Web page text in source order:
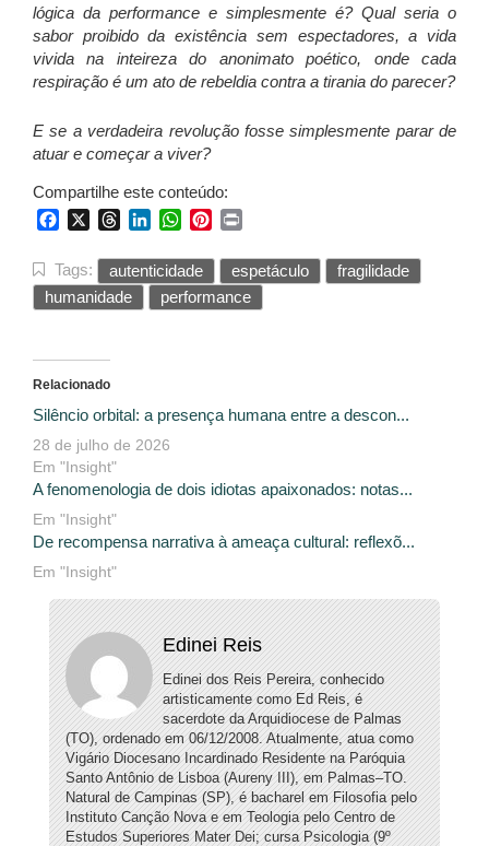
lógica da performance e simplesmente é? Qual seria o
sabor proibido da existência sem espectadores, a vida
vivida na inteireza do anonimato poético, onde cada
respiração é um ato de rebeldia contra a tirania do parecer?
E se a verdadeira revolução fosse simplesmente parar de
atuar e começar a viver?
Compartilhe este conteúdo:
FacebookThreadsLinkedInWhatsApp
Pinterest
Tags: autenticidade espetáculo
fragilidade
humanidade
performance
Relacionado
Silêncio orbital: a presença humana entre a descon...
28 de julho de 2026
Em "Insight"
A fenomenologia de dois idiotas apaixonados: notas...
Em "Insight"
De recompensa narrativa à ameaça cultural: reflexõ...
Em "Insight"
Edinei Reis
Edinei dos Reis Pereira, conhecido
artisticamente como Ed Reis, é
sacerdote da Arquidiocese de Palmas
(TO), ordenado em 06/12/2008. Atualmente, atua como
Vigário Diocesano Incardinado Residente na Paróquia
Santo Antônio de Lisboa (Aureny III), em Palmas–TO.
Natural de Campinas (SP), é bacharel em Filosofia pelo
Instituto Canção Nova e em Teologia pelo Centro de
Estudos Superiores Mater Dei; cursa Psicologia (9º